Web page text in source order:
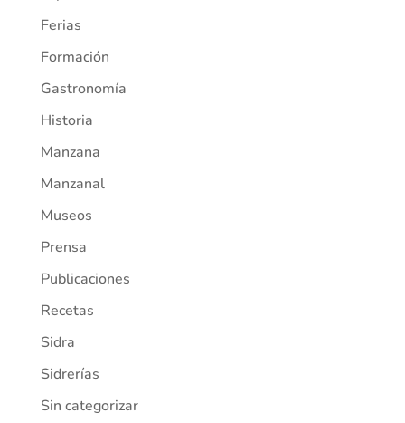
Ferias
Formación
Gastronomía
Historia
Manzana
Manzanal
Museos
Prensa
Publicaciones
Recetas
Sidra
Sidrerías
Sin categorizar